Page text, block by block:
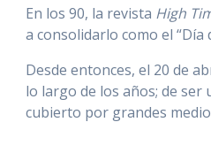
En los 90, la revista High
a consolidarlo como el
Desde entonces, el 20 de
lo largo de los años; de
cubierto por grandes